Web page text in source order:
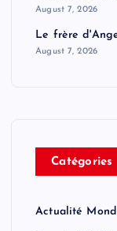
August 7, 2026
Le frère
August 7, 2026
Catégories
Actualité